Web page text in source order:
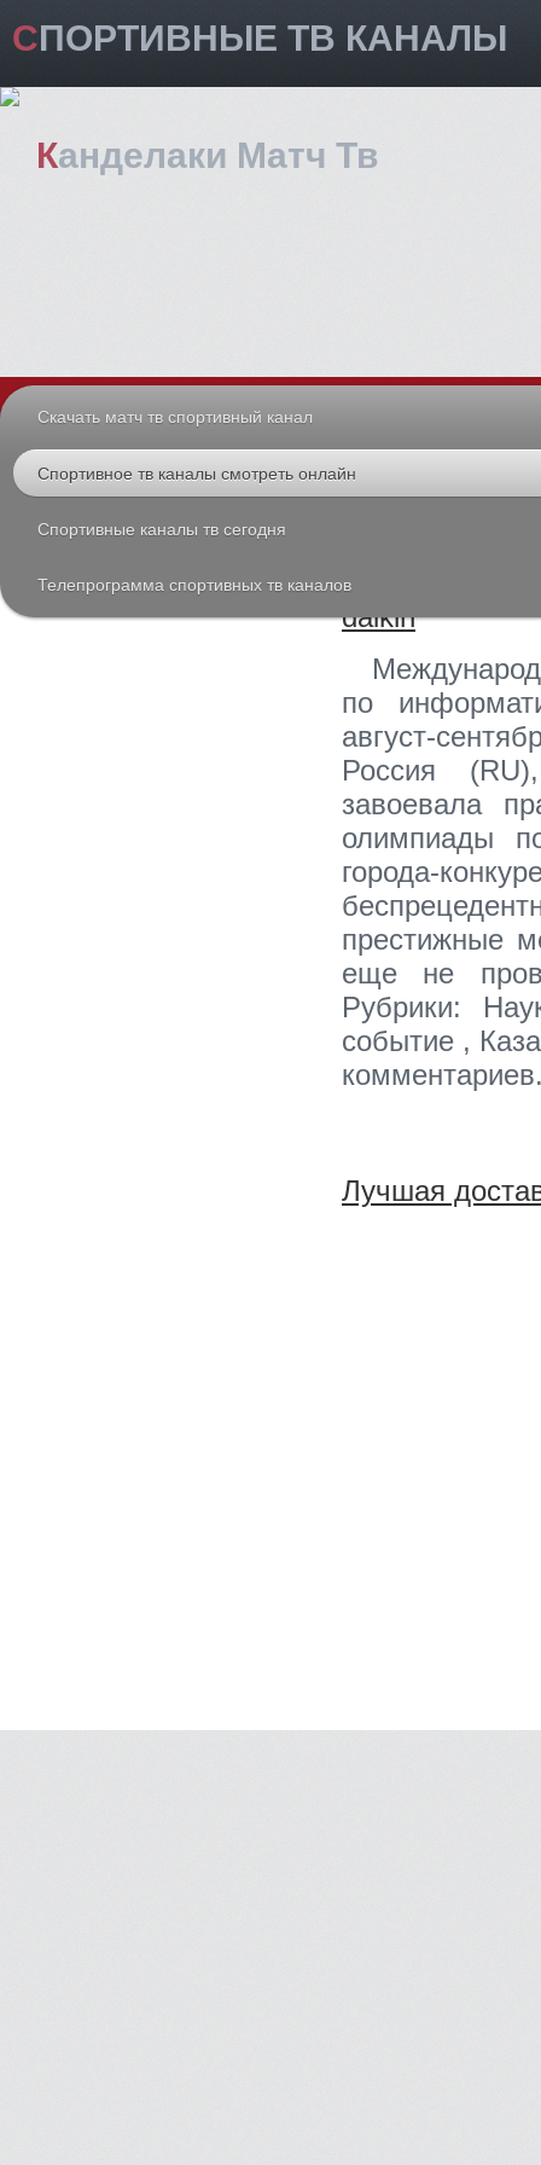
СПОРТИВНЫЕ ТВ КАНАЛЫ
Канделаки Матч Тв
Скачать матч тв спортивный канал
Спортивное тв каналы смотреть онлайн
Спортивные каналы тв сегодня
Телепрограмма спортивных тв каналов
Спорт Тв Программа
daikin
по
август-
Россия
завоевала
олимпиады
города-
престижные
еще не
Рубрики:
событие ,
Лучшая